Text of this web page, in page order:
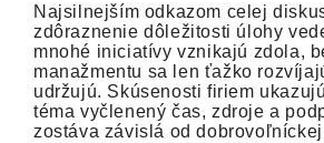
Najsilnejším odkazom celej
zdôraznenie dôležitosti úlohy
mnohé iniciatívy vznikajú zdola,
manažmentu sa len ťažko
udržujú. Skúsenosti firiem
téma vyčlenený čas, zdroje a
zostáva závislá od